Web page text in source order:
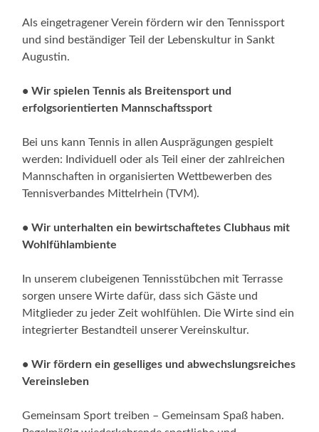
Als eingetragener Verein fördern wir den Tennissport
und sind beständiger Teil der Lebenskultur in Sankt
Augustin.
• Wir spielen Tennis als Breitensport und
erfolgsorientierten Mannschaftssport
Bei uns kann Tennis in allen Ausprägungen gespielt
werden: Individuell oder als Teil einer der zahlreichen
Mannschaften in organisierten Wettbewerben des
Tennisverbandes Mittelrhein (TVM).
• Wir unterhalten ein bewirtschaftetes Clubhaus mit
Wohlfühlambiente
In unserem clubeigenen Tennisstübchen mit Terrasse
sorgen unsere Wirte dafür, dass sich Gäste und
Mitglieder zu jeder Zeit wohlfühlen. Die Wirte sind ein
integrierter Bestandteil unserer Vereinskultur.
• Wir fördern ein geselliges und abwechslungsreiches
Vereinsleben
Gemeinsam Sport treiben – Gemeinsam Spaß haben.